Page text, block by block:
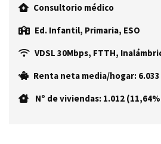
Consultorio médico
Ed. Infantil, Primaria, ESO
VDSL 30Mbps, FTTH,
Renta neta media/hogar: 6.033
Nº de viviendas: 1.012